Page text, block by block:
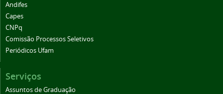
Andifes
Capes
CNPq
Comissão Processos Seletivos
Periódicos Ufam
Serviços
Assuntos de Graduação